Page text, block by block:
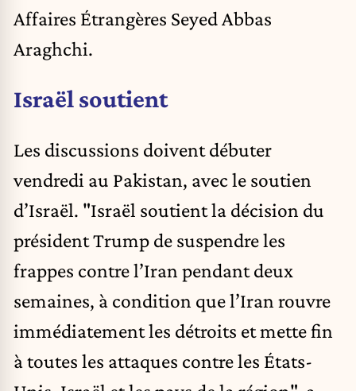
Affaires Étrangères Seyed Abbas
Araghchi.
Israël soutient
Les discussions doivent débuter
vendredi au Pakistan, avec le soutien
d’Israël. "Israël soutient la décision du
président Trump de suspendre les
frappes contre l’Iran pendant deux
semaines, à condition que l’Iran rouvre
immédiatement les détroits et mette fin
à toutes les attaques contre les États-